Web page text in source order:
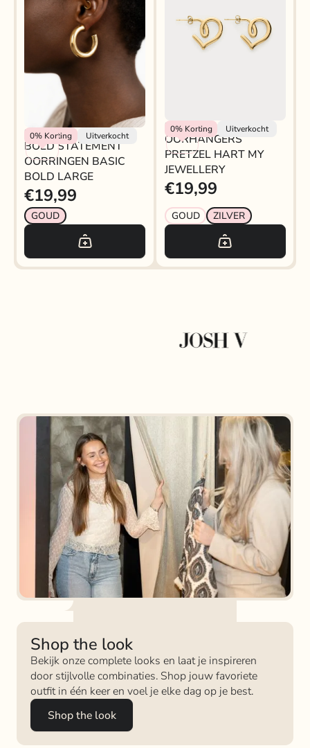
0% Korting Uitverkocht
My Jewellery
BOLD STATEMENT
OORRINGEN BASIC
BOLD LARGE
€19,99
GOUD
0%Korting Uitverkocht
My Jewellery
OORHANGERS
PRETZEL HART MY
JEWELLERY
€19,99
GOUD ZILVER
Shop the look
Bekijk onze complete looks en laat je inspireren
door stijlvolle combinaties. Shop jouw favoriete
outfit in één keer en voel je elke dag op je best.
Shop the look